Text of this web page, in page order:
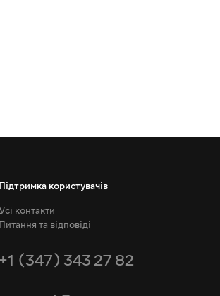
Підтримка користувачів
контакти
Питання та відповіді
+1 (347) 343 27 82